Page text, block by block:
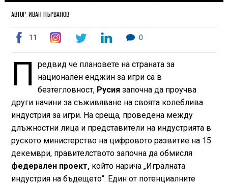
АВТОР: ИВАН ПЪРВАНОВ
11 0
П
редвид че плановете на страната за
национален енджин за игри са в
безтегловност, Русия започна да проучва
други начини за съживяване на своята колеблива
индустрия за игри. На среща, проведена между
длъжностни лица и представители на индустрията в
руското министерство на цифровото развитие на 15
декември, правителството започна да обмисля
федерален проект,който нарича „Игралната
индустрия на бъдещето“. Един от потенциалните